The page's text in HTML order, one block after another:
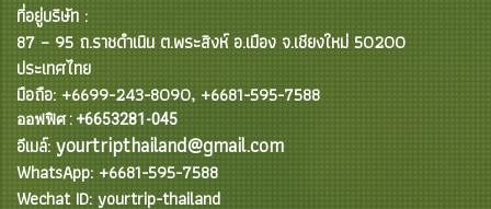
ที่อยู่บริษัท :
87 – 95 ถ.ราชดำเนิน ต.พระสิงห์ อ.เมือง จ.เชียงใหม่ 50200
ประเทศไทย
มือถือ: +6699-243-8090, +6681-595-7588
ออฟฟิศ : +6653281-045
อีเมล์: yourtripthailand@gmail.com
WhatsApp: +6681-595-7588
Wechat ID: yourtrip-thailand